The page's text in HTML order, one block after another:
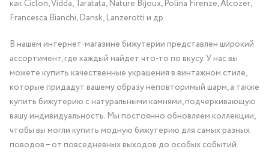
как Ciclon, Vidda, Taratata, Nature Bijoux, Polina Firenze, Alcozer,
Francesca Bianchi, Dansk, Lanzerotti и др.
В нашем интернет-магазине бижутерии представлен широкий
ассортимент, где каждый найдет что-то по вкусу. У нас вы
можете купить качественные украшения в винтажном стиле,
которые придадут вашему образу неповторимый шарм, а также
купить бижутерию с натуральными камнями, подчеркивающую
вашу индивидуальность. Мы постоянно обновляем коллекции,
чтобы вы могли купить модную бижутерию для самых разных
поводов – от повседневных выходов до особых событий.